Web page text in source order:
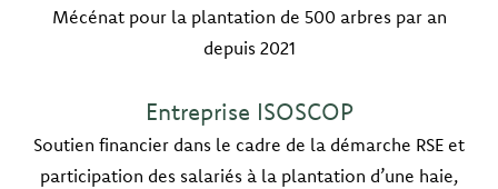
Mécénat pour la plantation de 500 arbres par an
depuis 2021
Entreprise ISOSCOP
Soutien financier dans le cadre de la démarche RSE et
participation des salariés à la plantation d’une haie,